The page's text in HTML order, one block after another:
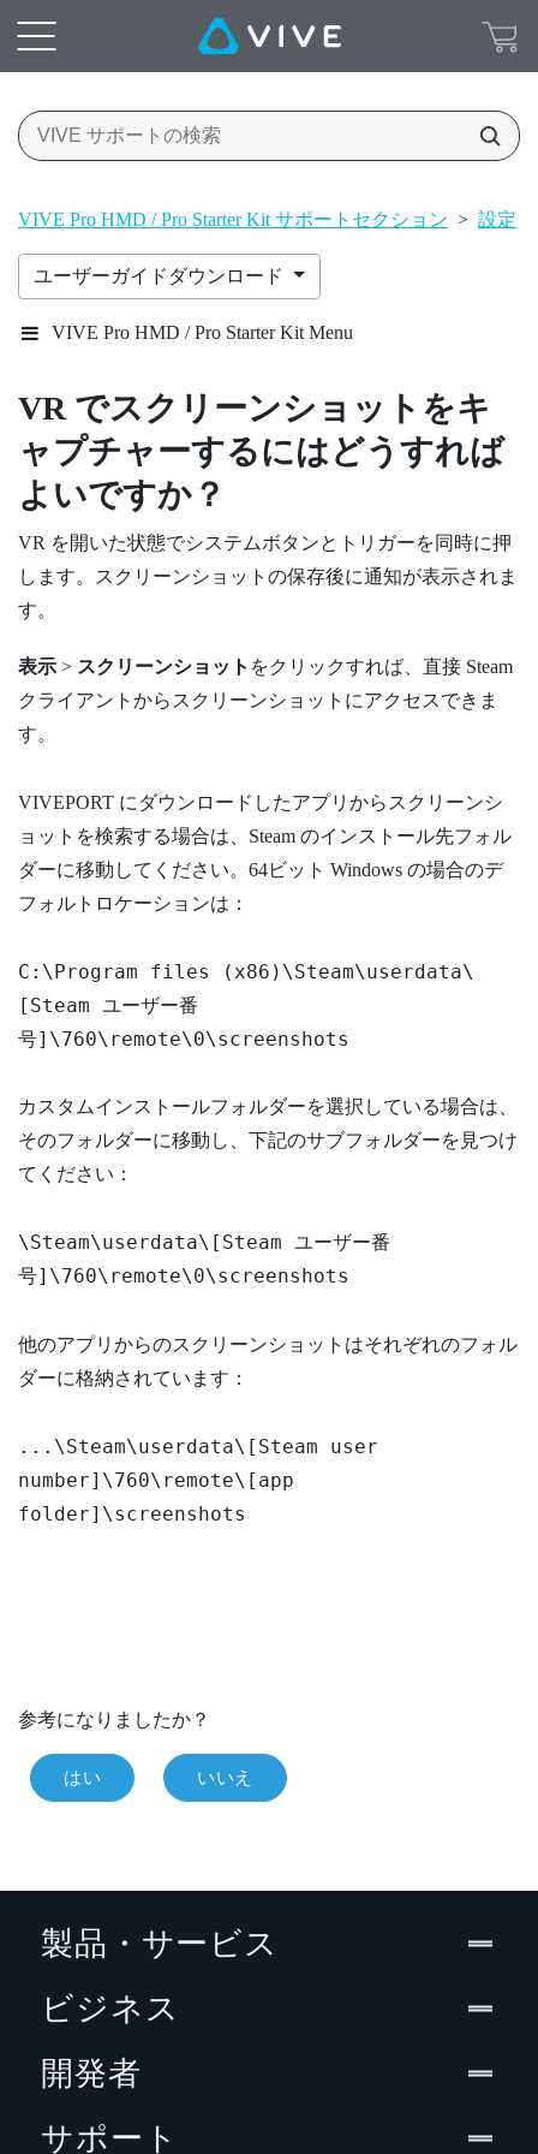
VIVE Pro HMD / Pro Starter Kit サポートセクション > 設定
ユーザーガイドダウンロード
VIVE Pro HMD / Pro Starter Kit Menu
VR でスクリーンショットをキ
ャプチャーするにはどうすれば
よいですか？
VR を開いた状態でシステムボタンとトリガーを同時に押
します。スクリーンショットの保存後に通知が表示されま
す。
表示 > スクリーンショット をクリックすれば、直接 Steam
クライアントからスクリーンショットにアクセスできま
す。
VIVEPORT にダウンロードしたアプリからスクリーンシ
ョットを検索する場合は、Steam のインストール先フォル
ダーに移動してください。64ビット Windows の場合のデ
フォルトロケーションは：
C:\Program files (x86)\Steam\userdata\
[Steam ユーザー番
号]\760\remote\0\screenshots
カスタムインストールフォルダーを選択している場合は、
そのフォルダーに移動し、下記のサブフォルダーを見つけ
てください：
\Steam\userdata\[Steam ユーザー番
号]\760\remote\0\screenshots
他のアプリからのスクリーンショットはそれぞれのフォル
ダーに格納されています：
...\Steam\userdata\[Steam user
number]\760\remote\[app
folder]\screenshots
参考になりましたか？
はい いいえ
製品・サービス
ビジネス
開発者
サポート